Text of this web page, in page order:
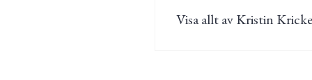
Visa allt av Kristin